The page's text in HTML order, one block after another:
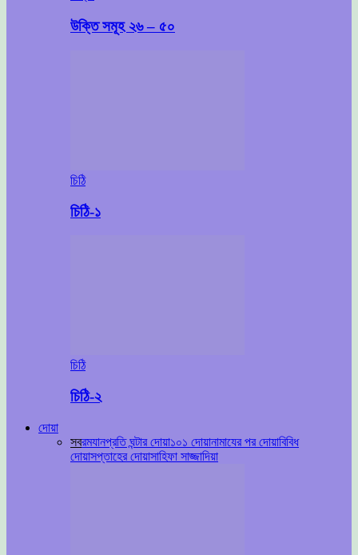
উক্তি সমূহ ২৬ – ৫০
চিঠি
চিঠি-১
চিঠি
চিঠি-২
দোয়া
সবরমযানপ্রতি ঘন্টার দোয়া১০১ দোয়ানামাযের পর দোয়াবিবিধ
দোয়াসপ্তাহের দোয়াসাহিফা সাজ্জাদিয়া